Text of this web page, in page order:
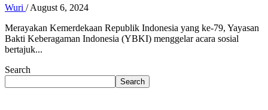
Wuri / August 6, 2024
Merayakan Kemerdekaan Republik Indonesia yang ke-79, Yayasan
Bakti Keberagaman Indonesia (YBKI) menggelar acara sosial
bertajuk...
Search
Search